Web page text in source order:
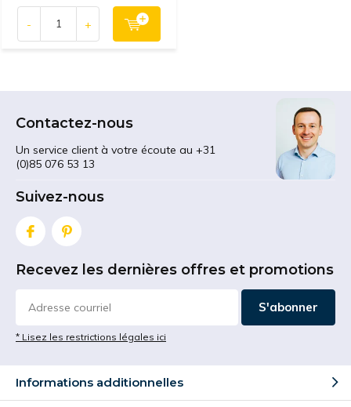
- +
Contactez-nous
Un service client à votre écoute au +31
(0)85 076 53 13
Suivez-nous
Recevez les dernières offres et promotions
S'abonner
* Lisez les restrictions légales ici
Informations additionnelles